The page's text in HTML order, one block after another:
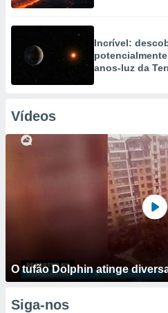
Incrível:
anos-luz da
Vídeos
O tufão Dolphin atinge
Siga-nos